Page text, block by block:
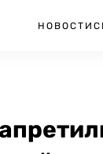
НОВОСТИ